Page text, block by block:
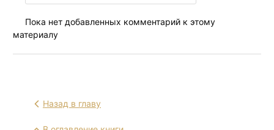
Пока нет добавленных комментарий к этому
материалу
Назад в главу